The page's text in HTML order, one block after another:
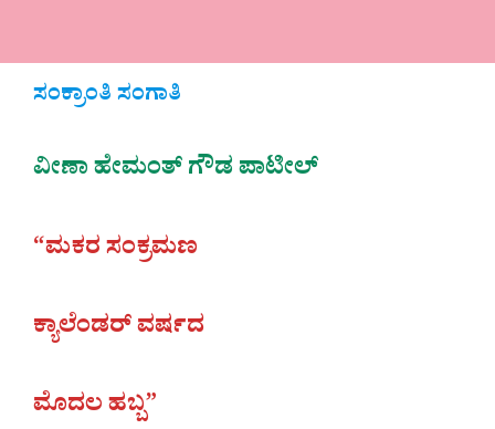
ಸಂಕ್ರಾಂತಿ ಸಂಗಾತಿ
ವೀಣಾ ಹೇಮಂತ್ ಗೌಡ ಪಾಟೀಲ್
“ಮಕರ ಸಂಕ್ರಮಣ
ಕ್ಯಾಲೆಂಡರ್ ವರ್ಷದ
ಮೊದಲ ಹಬ್ಬ”